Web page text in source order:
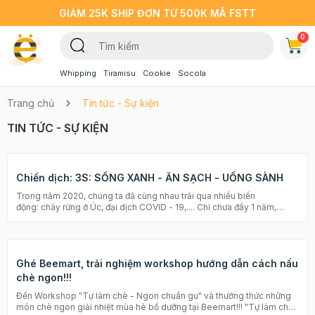
GIẢM 25K SHIP ĐƠN TỪ 500K MÃ FSTT
Whipping Tiramisu Cookie Socola
0
Trang chủ Tin tức - Sự kiện
TIN TỨC - SỰ KIỆN
Chiến dịch: 3S: SỐNG XANH - ĂN SẠCH - UỐNG SÀNH
Trong năm 2020, chúng ta đã cùng nhau trải qua nhiều biến
động: cháy rừng ở Úc, đại dịch COVID - 19,.... Chỉ chưa đầy 1 năm,
thay đổi, phải sống xanh và cứu lấy Trái Đất của chính mình. Bên cạnh
đó để bảo vệ sức khoẻ của bản thân và cả gia đình mình trước tình
hình dịch bệnh kéo dài, nhiều gia đình đã lựa chọn sống xanh - ăn
sạch như là một biện pháp nâng cao sức khỏe, bảo vệ chính mình
cũng như bảo vệ Trái Đất. Với mong muốn đồng hành cùng quý khách
Ghé Beemart, trải nghiệm workshop hướng dẫn cách nấu
chè ngon!!!
Đến Workshop "Tự làm chè - Ngon chuẩn gu" và thưởng thức những
món chè ngon giải nhiệt mùa hè bổ dưỡng tại Beemart!!! "Tự làm chè